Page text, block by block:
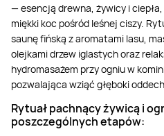
— esencją drewna, żywicy i
miękki koc pośród leśnej ciszy.
saunę fińską z aromatami lasu,
olejkami drzew iglastych oraz
hydromasażem przy ogniu w
pozwalająca wziąć głęboki
Rytuał pachnący żywicą i
poszczególnych etapów: